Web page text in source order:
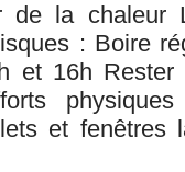
de la chaleur
: Boire
et 16h
et fenêtres